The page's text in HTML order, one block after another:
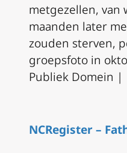
metgezellen, van
maanden later
zouden sterven,
groepsfoto in
Publiek Domein |
NCRegister –